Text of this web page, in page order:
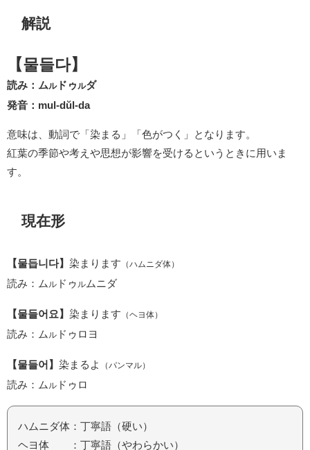
解説
【물들다】
読み：ムルドゥ ルダ
発音：mul-dŭl-da
意味は、動詞で「染まる」「色がつく」となります。
紅葉の季節や考えや思想が影響を受けるというときに用いま
す。
現在形
【물듭니다】 染まります （ハムニダ体）
読み：ム ル ドゥ ル ムニダ
【물들어요】 染まります （ヘヨ体）
読み：ム ル ドゥロヨ
【물들어】 染まるよ （パンマル）
読み：ム ル ドゥロ
ハムニダ体：丁寧語（硬い）
ヘヨ体 ：丁寧語（やわらかい）